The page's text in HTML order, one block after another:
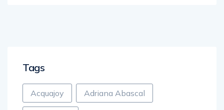
Tags
Acquajoy Adriana Abascal